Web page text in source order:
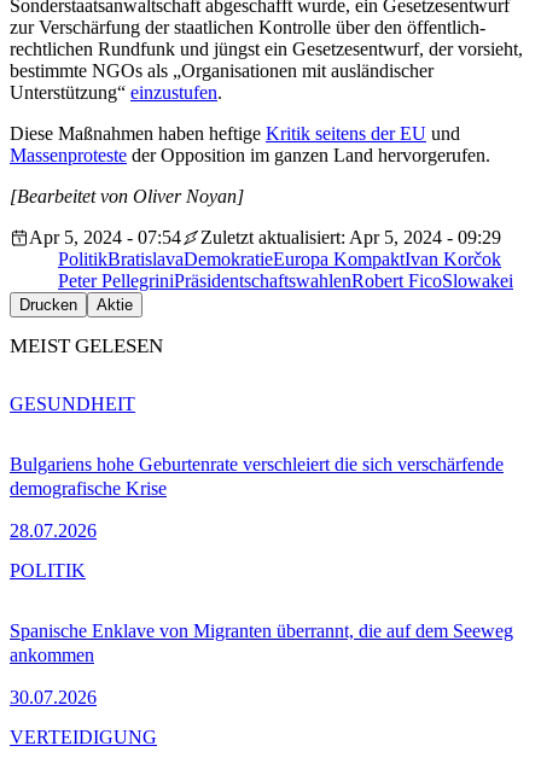
Sonderstaatsanwaltschaft abgeschafft wurde, ein Gesetzesentwurf
zur Verschärfung der staatlichen Kontrolle über den öffentlich-
rechtlichen Rundfunk und jüngst ein Gesetzesentwurf, der vorsieht,
bestimmte NGOs als „Organisationen mit ausländischer
Unterstützung“ einzustufen.
Diese Maßnahmen haben heftige Kritik seitens der EU und
Massenproteste der Opposition im ganzen Land hervorgerufen.
[Bearbeitet von Oliver Noyan]
Apr 5, 2024 - 07:54
Zuletzt aktualisiert: Apr 5, 2024 - 09:29
PolitikBratislavaDemokratieEuropa KompaktIvan Korčok
Peter PellegriniPräsidentschaftswahlenRobert FicoSlowakei
Drucken Aktie
MEIST GELESEN
Bulgariens hohe Geburtenrate verschleiert die sich verschärfende
demografische Krise
28.07.2026
GESUNDHEIT
Spanische Enklave von Migranten überrannt, die auf dem Seeweg
ankommen
30.07.2026
POLITIK
VERTEIDIGUNG